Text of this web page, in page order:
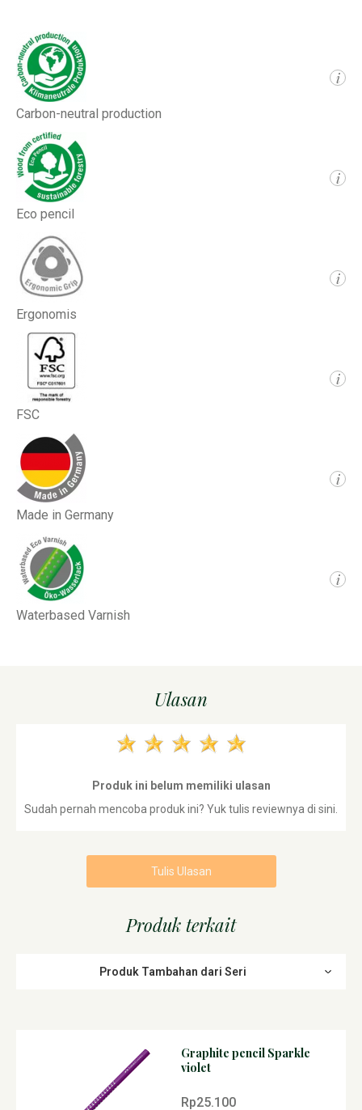
Carbon-neutral production
i
Eco pencil
i
Ergonomis
i
FSC
i
Made in Germany
i
Waterbased Varnish
i
Ulasan
Produk ini belum memiliki ulasan
Sudah pernah mencoba produk ini? Yuk tulis reviewnya di sini.
Tulis Ulasan
Produk terkait
Produk Tambahan dari Seri
Graphite pencil Sparkle
violet
Rp25.100